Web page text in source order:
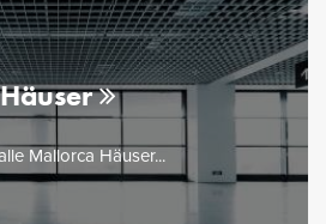
Häuser
Mallorca Häuser...